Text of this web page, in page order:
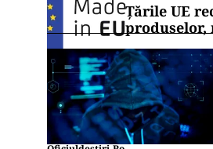
Țările UE